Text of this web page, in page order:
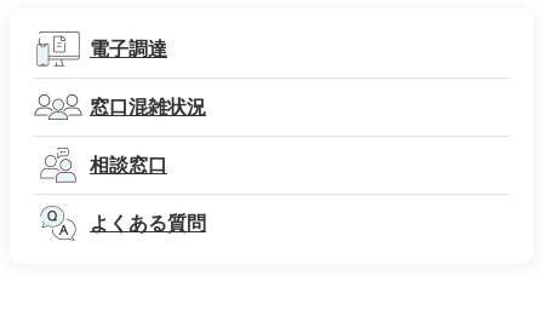
電子調達
窓口混雑状況
相談窓口
よくある質問